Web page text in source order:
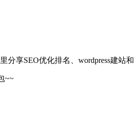
分享SEO优化排名、wordpress建站
~~